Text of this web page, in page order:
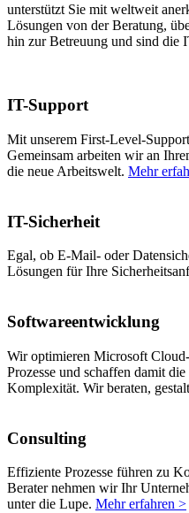
unterstützt Sie mit weltweit
Lösungen von der Beratung,
hin zur Betreuung und sind die
IT-Support
Mit unserem First-Level-
Gemeinsam arbeiten wir an
die neue Arbeitswelt. Mehr
IT-Sicherheit
Egal, ob E-Mail- oder
Lösungen für Ihre
Softwareentwicklung
Wir optimieren Microsoft
Prozesse und schaffen damit
Komplexität. Wir beraten,
Consulting
Effiziente Prozesse führen zu
Berater nehmen wir Ihr
unter die Lupe. Mehr erfahren >